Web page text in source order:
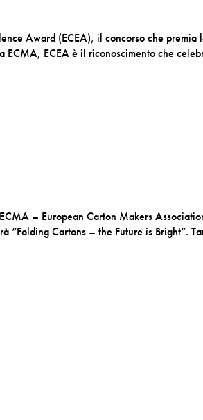
Award (ECEA), il concorso che premia
ECEA è il riconoscimento che
– European Carton Makers
“Folding Cartons – the Future is Bright”.